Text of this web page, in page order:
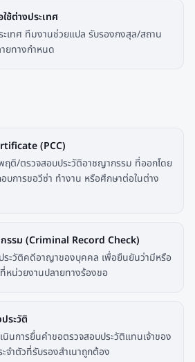
ช้ต่างประเทศ
ะเทศ ทีมงานช่วยแปล รับรองกงสุล/สถาน
ยทางกำหนด
(PCC)
ฤติ/ตรวจสอบประวัติอาชญากรรม ที่ออกโดย
บการขอวีซ่า ทำงาน หรือศึกษาต่อในต่าง
รรม (Criminal Record Check)
ระวัติคดีอาญาของบุคคล เพื่อยืนยันว่ามีหรือ
หน่วยงานปลายทางร้องขอ
ระวัติ
นินการยื่นคำขอตรวจสอบประวัติแทนเจ้าของ
จำตัวที่รับรองสำเนาถูกต้อง